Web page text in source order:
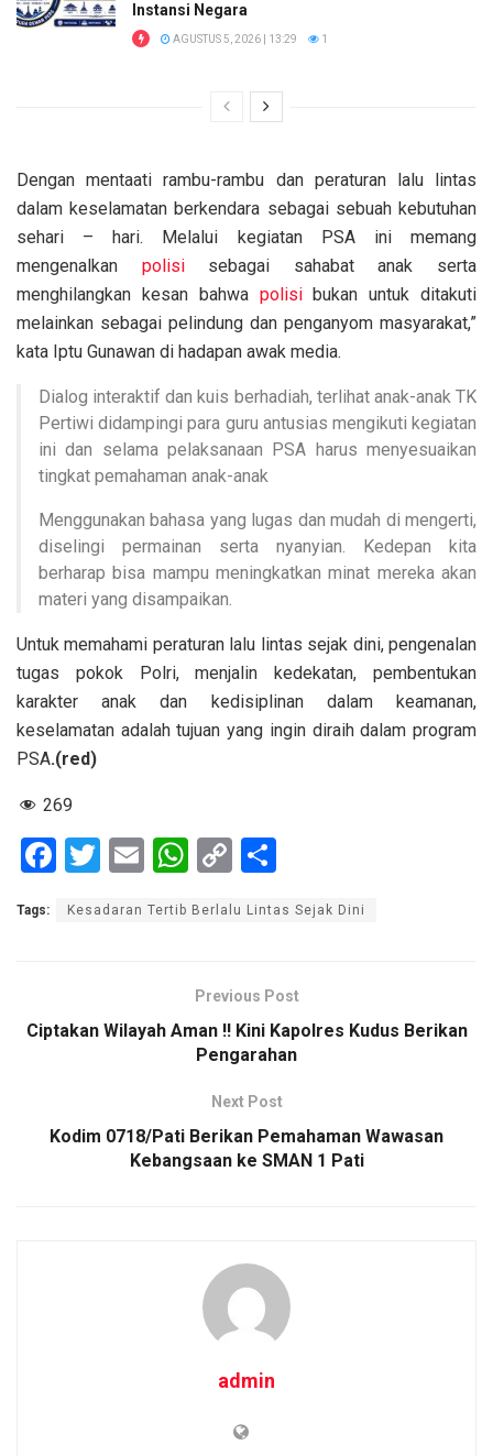
Instansi Negara
AGUSTUS 5, 2026 | 13:29 1
Dengan mentaati rambu-rambu dan peraturan lalu lintas
dalam keselamatan berkendara sebagai sebuah kebutuhan
sehari – hari. Melalui kegiatan PSA ini memang
mengenalkan polisisebagai sahabat anak serta
menghilangkan kesan bahwa polisibukan untuk ditakuti
melainkan sebagai pelindung dan penganyom masyarakat,”
kata Iptu Gunawan di hadapan awak media.
Dialog interaktif dan kuis berhadiah, terlihat anak-anak TK
Pertiwi didampingi para guru antusias mengikuti kegiatan
ini dan selama pelaksanaan PSA harus menyesuaikan
tingkat pemahaman anak-anak
Menggunakan bahasa yang lugas dan mudah di mengerti,
diselingi permainan serta nyanyian. Kedepan kita
berharap bisa mampu meningkatkan minat mereka akan
materi yang disampaikan.
Untuk memahami peraturan lalu lintas sejak dini, pengenalan
tugas pokok Polri, menjalin kedekatan, pembentukan
karakter anak dan kedisiplinan dalam keamanan,
keselamatan adalah tujuan yang ingin diraih dalam program
PSA.(red)
269
F
ce
o
T
tt
E
ail
W
at
A
p
p
C
py
n
k
ar
Tags: Kesadaran Tertib Berlalu Lintas Sejak Dini
Previous Post
Ciptakan Wilayah Aman !! Kini Kapolres Kudus Berikan
Pengarahan
Next Post
Kodim 0718/Pati Berikan Pemahaman Wawasan
Kebangsaan ke SMAN 1 Pati
admin